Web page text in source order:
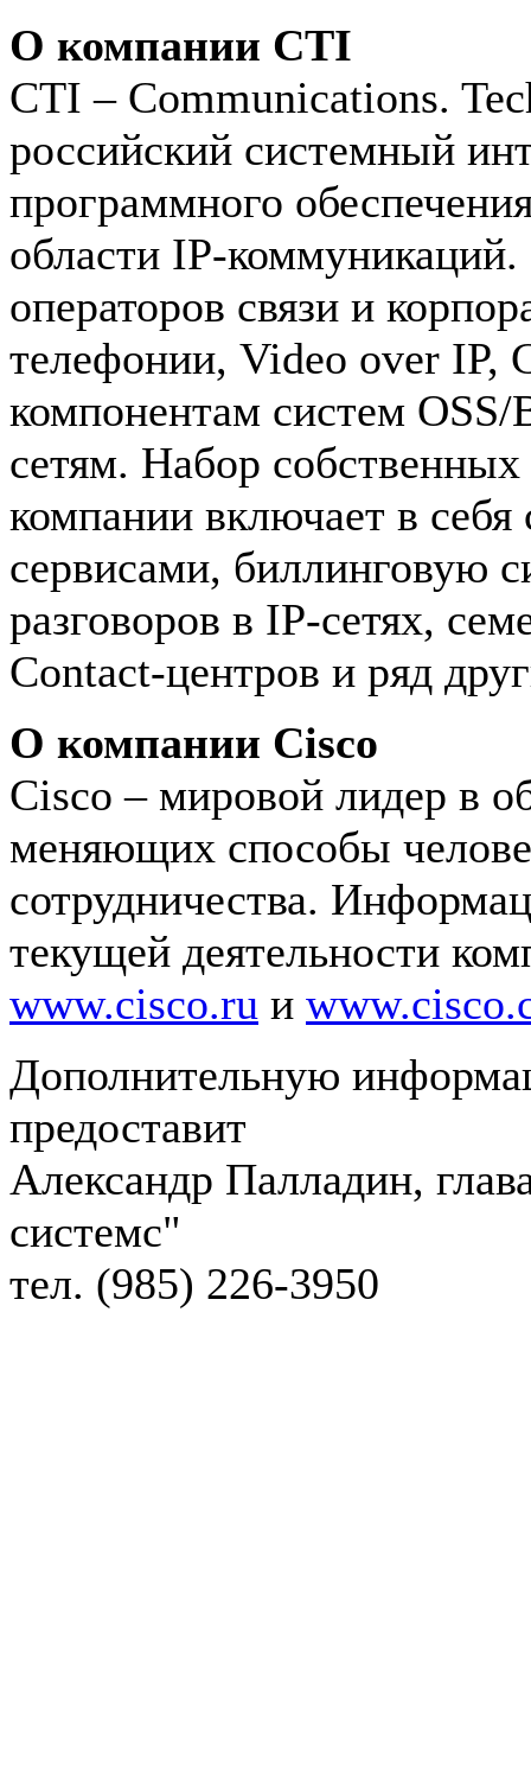
О компании CTI
CTI – Communications.
российский системный
программного
области IP-
операторов связи и
телефонии, Video over IP,
компонентам систем
сетям. Набор
компании включает в
сервисами, биллинговую
разговоров в IP-сетях,
Сontact-центров и ряд
О компании Cisco
Cisco – мировой лидер в
меняющих способы
сотрудничества.
текущей деятельности
www.cisco.ru и
Дополнительную
предоставит
Александр Палладин,
системс"
тел. (985) 226-3950